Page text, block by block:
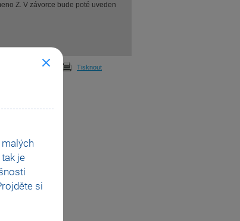
malých
je
si
Z. V závorce bude poté uveden
Odeslat Tisknout